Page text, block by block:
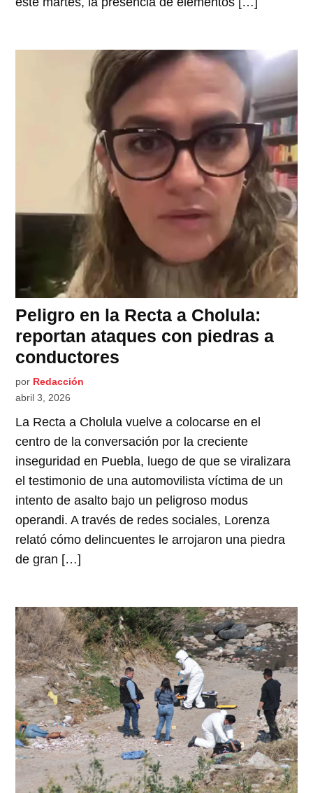
Peligro en la Recta a Cholula:
reportan ataques con piedras a
conductores
por Redacción
abril 3, 2026
La Recta a Cholula vuelve a colocarse en el
centro de la conversación por la creciente
inseguridad en Puebla, luego de que se viralizara
el testimonio de una automovilista víctima de un
intento de asalto bajo un peligroso modus
operandi. A través de redes sociales, Lorenza
relató cómo delincuentes le arrojaron una piedra
de gran […]